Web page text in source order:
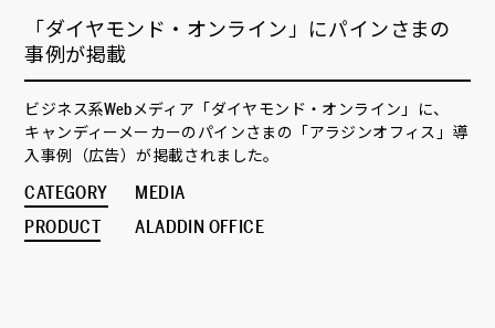
「ダイヤモンド・オンライン」にパインさまの
事例が掲載
ビジネス系Webメディア「ダイヤモンド・オンライン」に、
キャンディーメーカーのパインさまの「アラジンオフィス」導
入事例（広告）が掲載されました。
CATEGORY
MEDIA
PRODUCT
ALADDIN OFFICE